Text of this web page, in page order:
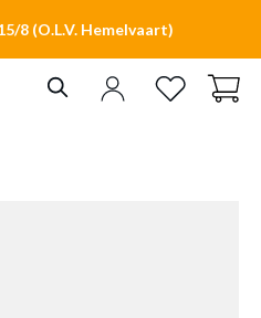
8 (O.L.V. Hemelvaart)